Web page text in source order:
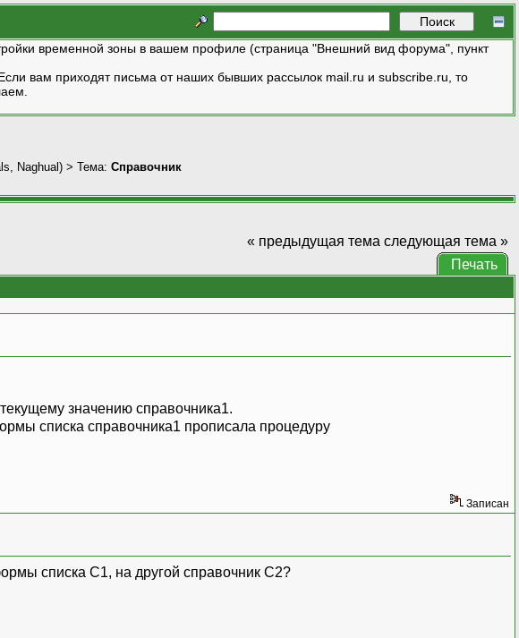
временной зоны в вашем профиле (страница "Внешний вид форума", пункт
вам приходят письма от наших бывших рассылок mail.ru и subscribe.ru, то
Naghual) > Тема: Справочник
« предыдущая тема следующая тема »
Печать
значению справочника1.
списка справочника1 прописала процедуру
Записан
списка С1, на другой справочник С2?